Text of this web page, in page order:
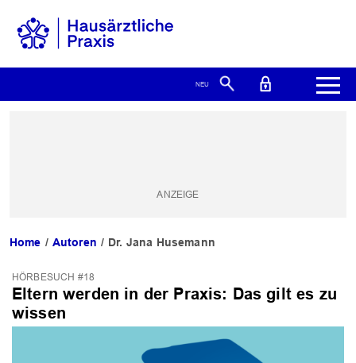
Home Autoren Dr. Jana Husemann
HÖRBESUCH #18
Eltern werden in der Praxis: Das gilt es zu
wissen